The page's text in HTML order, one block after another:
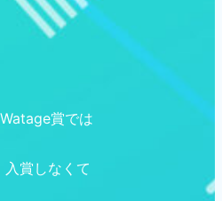
賞では
賞しなくて